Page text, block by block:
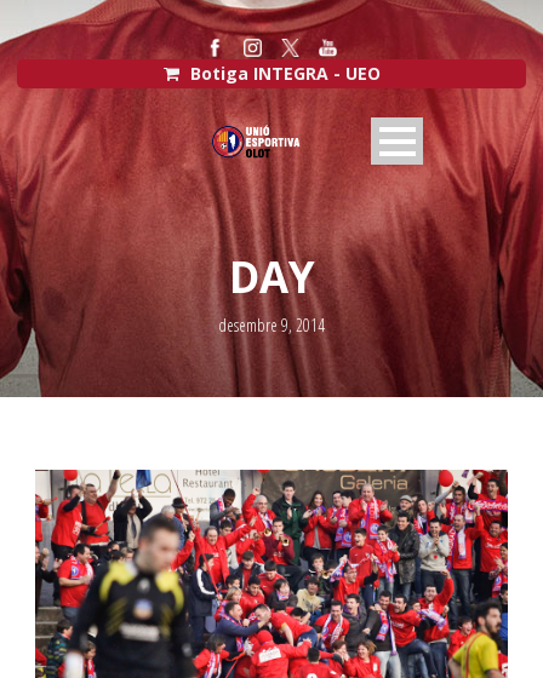
Botiga INTEGRA - UEO
DAY
desembre 9, 2014